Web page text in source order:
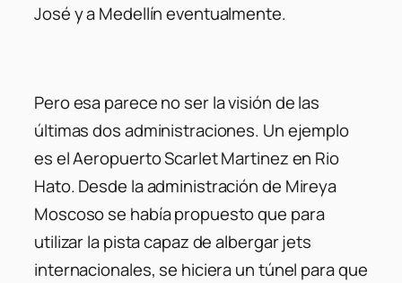
José y a Medellín eventualmente.
Pero esa parece no ser la visión de las
últimas dos administraciones. Un ejemplo
es el Aeropuerto Scarlet Martinez en Rio
Hato. Desde la administración de Mireya
Moscoso se había propuesto que para
utilizar la pista capaz de albergar jets
internacionales, se hiciera un túnel para que